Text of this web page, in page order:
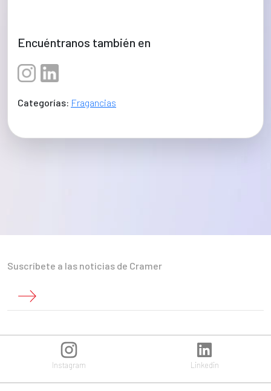
Encuéntranos también en
Categorías: Fragancias
Suscríbete a las noticias de Cramer
Instagram Linkedin